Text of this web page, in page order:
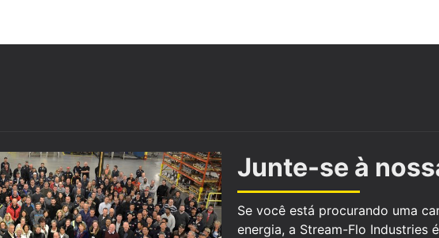
Junte-se à
Se você está procurando uma
energia, a Stream-Flo Industries